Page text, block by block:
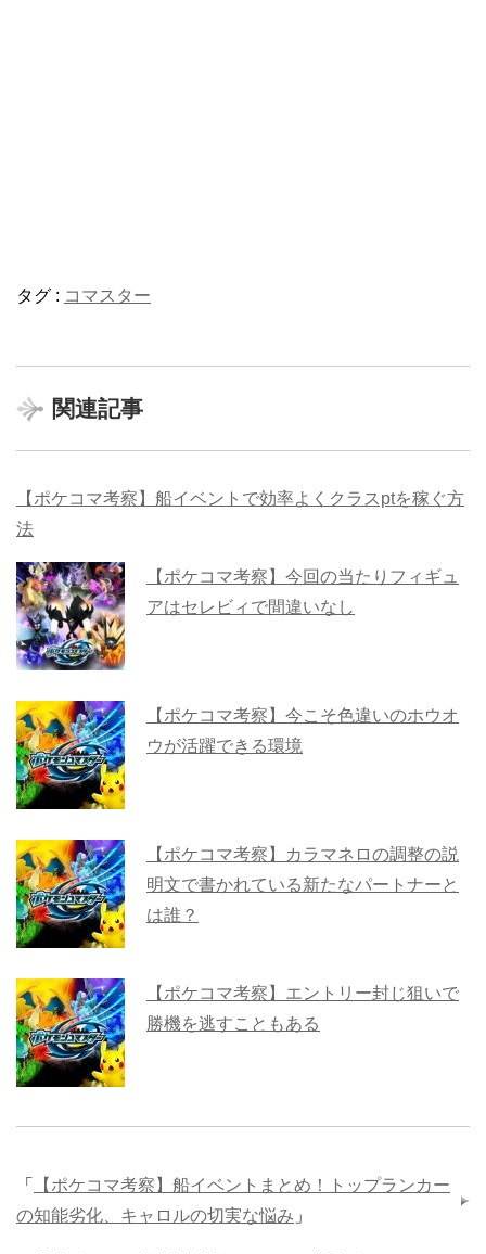
タグ : コマスター
関連記事
【ポケコマ考察】船イベントで効率よくクラスptを稼ぐ方
法
【ポケコマ考察】今回の当たりフィギュ
アはセレビィで間違いなし
【ポケコマ考察】今こそ色違いのホウオ
ウが活躍できる環境
【ポケコマ考察】カラマネロの調整の説
明文で書かれている新たなパートナーと
は誰？
【ポケコマ考察】エントリー封じ狙いで
勝機を逃すこともある
「
【ポケコマ考察】船イベントまとめ！トップランカー
の知能劣化、キャロルの切実な悩み 」